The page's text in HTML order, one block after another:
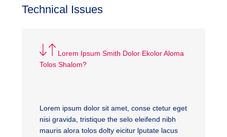
Technical Issues
Lorem Ipsum Smith Dolor Ekolor Aloma
Tolos Shalom?
Lorem ipsum dolor sit amet, conse ctetur eget
nisi gravida, tristique the selo eleifend nibh
mauris alora tolos dolty eicitur lputate lacus